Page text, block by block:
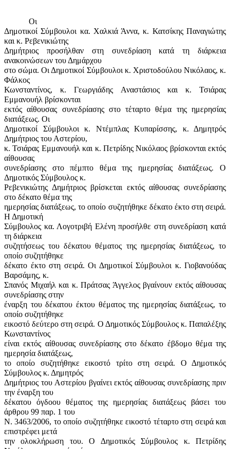
Οι
Δημοτικοί Σύμβουλοι κα. Χαλκιά Άννα, κ. Κατσίκης Παναγιώτης
και κ. Ρεβενικιώτης
Δημήτριος προσήλθαν στη συνεδρίαση κατά τη διάρκεια
ανακοινώσεων του Δημάρχου
στο σώμα. Οι Δημοτικοί Σύμβουλοι κ. Χριστοδούλου Νικόλαος, κ.
Φάλκος
Κωνσταντίνος, κ. Γεωργιάδης Αναστάσιος και κ. Τσιάρας
Εμμανουήλ βρίσκονται
εκτός αίθουσας συνεδρίασης στο τέταρτο θέμα της ημερησίας
διατάξεως. Οι
Δημοτικοί Σύμβουλοι κ. Ντέμπλας Κυπαρίσσης, κ. Δημητρός
Δημήτριος του Αστερίου,
κ. Τσιάρας Εμμανουήλ και κ. Πετρίδης Νικόλαος βρίσκονται εκτός
αίθουσας
συνεδρίασης στο πέμπτο θέμα της ημερησίας διατάξεως. Ο
Δημοτικός Σύμβουλος κ.
Ρεβενικιώτης Δημήτριος βρίσκεται εκτός αίθουσας συνεδρίασης
στο δέκατο θέμα της
ημερησίας διατάξεως, το οποίο συζητήθηκε δέκατο έκτο στη σειρά.
Η Δημοτική
Σύμβουλος κα. Λογοτριβή Ελένη προσήλθε στη συνεδρίαση κατά
τη διάρκεια
συζητήσεως του δέκατου θέματος της ημερησίας διατάξεως, το
οποίο συζητήθηκε
δέκατο έκτο στη σειρά. Οι Δημοτικοί Σύμβουλοι κ. Γιοβανούδας
Βαρσάμης, κ.
Σπανός Μιχαήλ και κ. Πράτσας Άγγελος βγαίνουν εκτός αίθουσας
συνεδρίασης στην
έναρξη του δέκατου έκτου θέματος της ημερησίας διατάξεως, το
οποίο συζητήθηκε
εικοστό δεύτερο στη σειρά. Ο Δημοτικός Σύμβουλος κ. Παπαλέξης
Κωνσταντίνος
είναι εκτός αίθουσας συνεδρίασης στο δέκατο έβδομο θέμα της
ημερησία διατάξεως,
το οποίο συζητήθηκε εικοστό τρίτο στη σειρά. Ο Δημοτικός
Σύμβουλος κ. Δημητρός
Δημήτριος του Αστερίου βγαίνει εκτός αίθουσας συνεδρίασης πριν
την έναρξη του
δέκατου όγδοου θέματος της ημερησίας διατάξεως βάσει του
άρθρου 99 παρ. 1 του
Ν. 3463/2006, το οποίο συζητήθηκε εικοστό τέταρτο στη σειρά και
επιστρέφει μετά
την ολοκλήρωση του. Ο Δημοτικός Σύμβουλος κ. Πετρίδης